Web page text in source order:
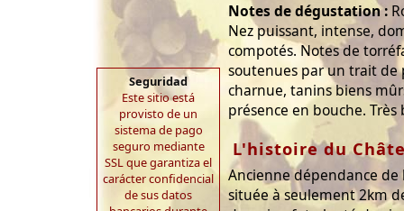
Seguridad
Este sitio está
provisto de un
sistema de pago
seguro mediante
SSL que garantiza el
carácter confidencial
de sus datos
Notes de dégustation :
Nez puissant, intense,
compotés. Notes de
soutenues par un trait de
charnue, tanins biens
présence en bouche.
L'histoire du
Ancienne dépendance
située à seulement 2km